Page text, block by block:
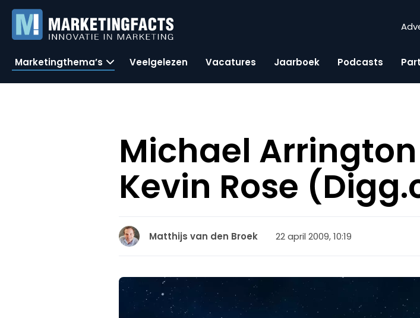
Marketingthema’s Veelgelezen Vacatures Jaarboek Podcasts
Michael
Kevin Rose
Matthijs van den Broek 22 april 2009, 10:19